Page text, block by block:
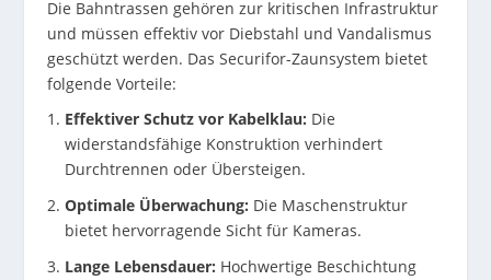
Die Bahntrassen gehören zur kritischen Infrastruktur
und müssen effektiv vor Diebstahl und Vandalismus
geschützt werden. Das Securifor-Zaunsystem bietet
folgende Vorteile:
Effektiver Schutz vor Kabelklau: Die
widerstandsfähige Konstruktion verhindert
Durchtrennen oder Übersteigen.
Optimale Überwachung: Die Maschenstruktur
bietet hervorragende Sicht für Kameras.
Lange Lebensdauer: Hochwertige Beschichtung